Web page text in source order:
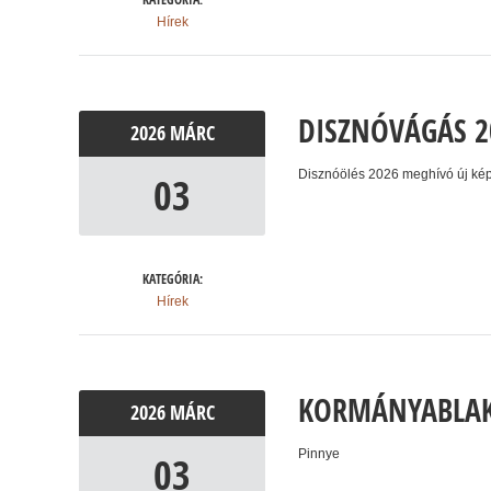
Hírek
2026 MÁRC
03
KATEGÓRIA:
Hírek
DISZNÓVÁGÁS
Disznóölés 2026 meghívó új
2026 MÁRC
03 Pinnye